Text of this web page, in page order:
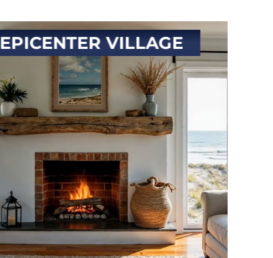
EPICENTER VILLAGE